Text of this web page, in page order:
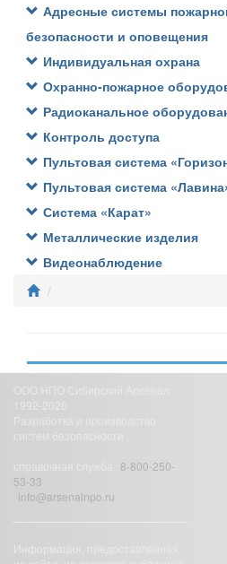
Адресные системы
безопасности и оповещения
Индивидуальная охрана
Охранно-пожарное
Радиоканальное
Контроль доступа
Пультовая система
Пультовая система
Система «Карат»
Металлические изделия
Видеонаблюдение
1992-2026
Разработка и производство
8-800-250-
53-33
info@arsenalnpo.ru
Информация, предоставленная